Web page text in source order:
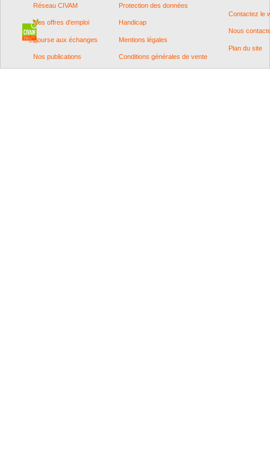
Réseau CIVAM
Nos offres d'emploi
Bourse aux échanges
Nos publications
Protection des données
Handicap
Mentions légales
Conditions générales de vente
Contactez le
Nous
Plan du site